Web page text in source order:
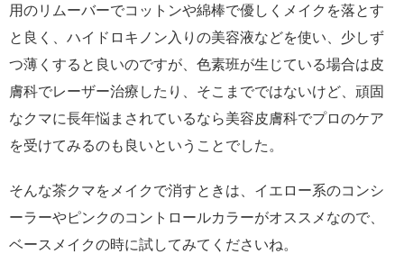
用のリムーバーでコットンや綿棒で優しくメイクを落とす
と良く、ハイドロキノン入りの美容液などを使い、少しず
つ薄くすると良いのですが、色素班が生じている場合は皮
膚科でレーザー治療したり、そこまでではないけど、頑固
なクマに長年悩まされているなら美容皮膚科でプロのケア
を受けてみるのも良いということでした。
そんな茶クマをメイクで消すときは、イエロー系のコンシ
ーラーやピンクのコントロールカラーがオススメなので、
ベースメイクの時に試してみてくださいね。